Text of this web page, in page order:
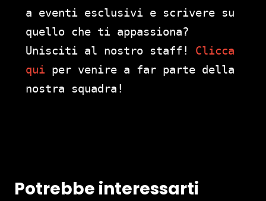
a eventi esclusivi e scrivere su
quello che ti appassiona?
Unisciti al nostro staff! Clicca
qui per venire a far parte della
nostra squadra!
Potrebbe interessarti